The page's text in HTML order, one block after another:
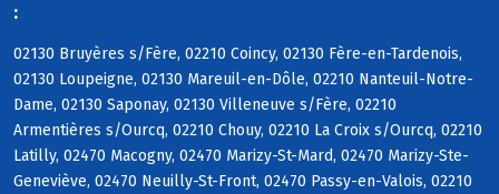
:
02130 Bruyères s/Fère, 02210 Coincy, 02130 Fère-en-Tardenois,
02130 Loupeigne, 02130 Mareuil-en-Dôle, 02210 Nanteuil-Notre-
Dame, 02130 Saponay, 02130 Villeneuve s/Fère, 02210
Armentières s/Ourcq, 02210 Chouy, 02210 La Croix s/Ourcq, 02210
Latilly, 02470 Macogny, 02470 Marizy-St-Mard, 02470 Marizy-Ste-
Geneviève, 02470 Neuilly-St-Front, 02470 Passy-en-Valois, 02210